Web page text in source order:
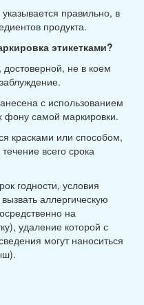
правильно, в
продукта.
этикетками?
не в коем
с использованием
фону самой маркировки.
или способом,
всего срока
годности, условия
аллергическую
на
удаление которой с
могут наноситься